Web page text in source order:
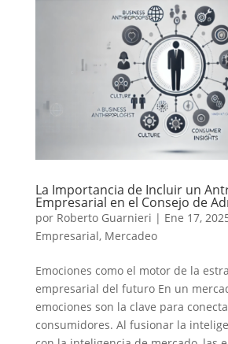
La Importancia de Incluir un
Empresarial en el Consejo de
por Roberto Guarnieri | Ene 17,
Empresarial, Mercadeo
Emociones como el motor de la
empresarial del futuro En un
emociones son la clave para
consumidores. Al fusionar la